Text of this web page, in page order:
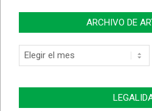
ARCHIVO DE
Archivo
de